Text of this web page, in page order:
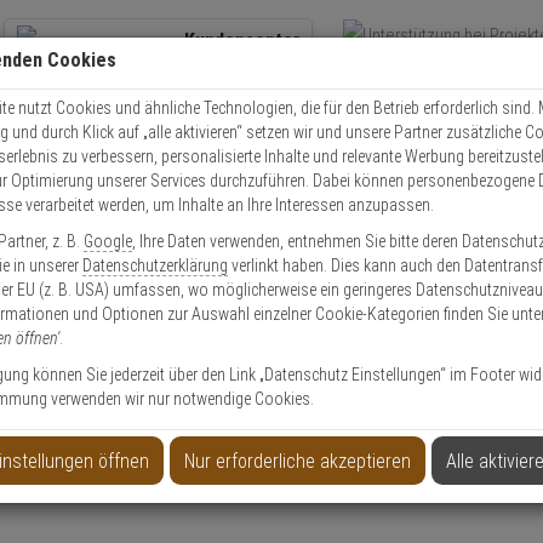
Kundencenter
Kontaktservice nutzen
Mo. - Do.: 8:00 - 16:30 Fr. 8:00 - 14:00 Uhr
Zutritt Einbruch
1 Überfallmelder mit Alarmspeicher
Produktinformationen
Überfalltaster
Cookies
nutzt Cookies und ähnliche Technologien, die für den Betrieb erforderlich sind.
und durch Klick auf „alle aktivieren“ setzen wir und unsere Partner zusätzliche
zu verbessern, personalisierte Inhalte und relevante Werbung
Optimierung unserer Services durchzuführen. Dabei können personenbezogene
verarbeitet werden, um Inhalte an Ihre Interessen anzupassen.
z. B. Google , Ihre Daten verwenden, entnehmen Sie bitte deren
in unserer Datenschutzerklärung verlinkt haben. Dies kann auch den
EU (z. B. USA) umfassen, wo möglicherweise ein geringeres Datenschutzniveau
und Optionen zur Auswahl einzelner Cookie-Kategorien finden Sie
öffnen'.
können Sie jederzeit über den Link „Datenschutz Einstellungen“ im Footer
verwenden wir nur notwendige Cookies.
öffnen Nur erforderliche akzeptieren Alle